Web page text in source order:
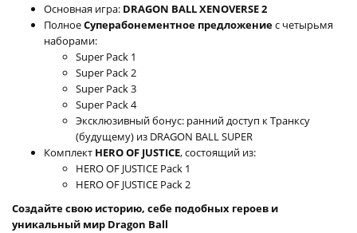
Основная игра: DRAGON BALL XENOVERSE 2
ПолноеСуперабонементное предложениес четырьмя
наборами:
Super Pack 1
Super Pack 2
Super Pack 3
Super Pack 4
Эксклюзивный бонус: ранний доступ к Транксу
(будущему) из DRAGON BALL SUPER
Комплект HERO OF JUSTICE, состоящий из:
HERO OF JUSTICE Pack 1
HERO OF JUSTICE Pack 2
Создайте свою историю, себе подобных героев и
уникальный мир Dragon Ball